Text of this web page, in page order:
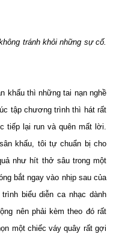
tránh khỏi những sự cố.
khấu thì những tai nạn nghề
tập chương trình thì hát rất
tiếp lại run và quên mất lời.
khấu, tôi tự chuẩn bị cho
như hít thở sâu trong một
bắt ngay vào nhịp sau của
biểu diễn ca nhạc dành
nên phải kèm theo đó rất
một chiếc váy quây rất gợi